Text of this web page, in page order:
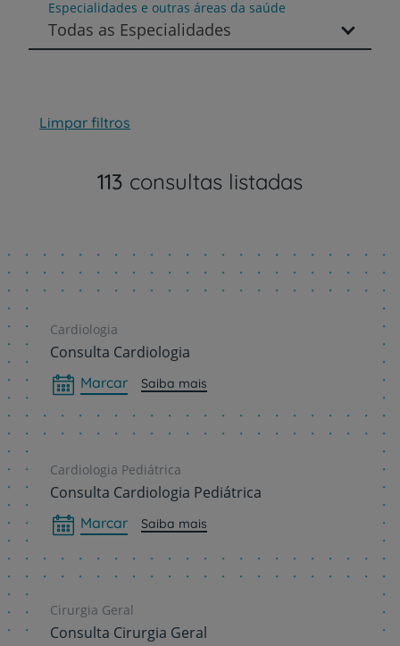
Especialidades e outras áreas da saúde
Todas as Especialidades
Limpar filtros
113 consultas listadas
Cardiologia
Consulta Cardiologia
Marcar Saiba mais
Cardiologia Pediátrica
Consulta Cardiologia Pediátrica
Marcar Saiba mais
Cirurgia Geral
Consulta Cirurgia Geral